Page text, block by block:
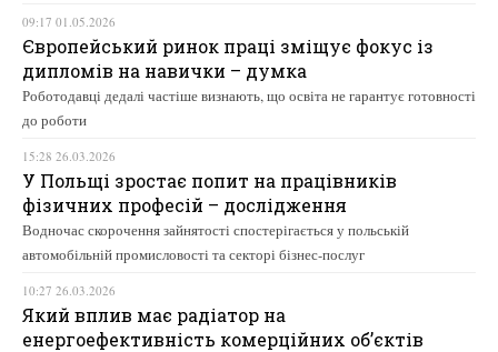
09:17 01.05.2026
Європейський ринок праці зміщує фокус із
дипломів на навички – думка
Роботодавці дедалі частіше визнають, що освіта не гарантує готовності
до роботи
15:28 26.03.2026
У Польщі зростає попит на працівників
фізичних професій – дослідження
Водночас скорочення зайнятості спостерігається у польській
автомобільній промисловості та секторі бізнес-послуг
10:27 26.03.2026
Який вплив має радіатор на
енергоефективність комерційних об’єктів